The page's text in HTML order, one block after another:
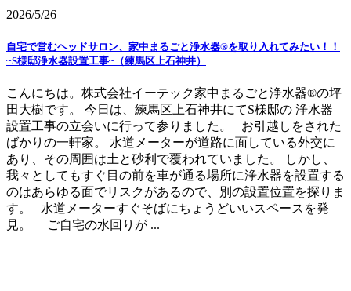
2026/5/26
自宅で営むヘッドサロン、家中まるごと浄水器®を取り入れてみたい！！
~S様邸浄水器設置工事~（練馬区上石神井）
こんにちは。株式会社イーテック家中まるごと浄水器®の坪
田大樹です。 今日は、練馬区上石神井にてS様邸の 浄水器
設置工事の立会いに行って参りました。 お引越しをされた
ばかりの一軒家。 水道メーターが道路に面している外交に
あり、その周囲は土と砂利で覆われていました。 しかし、
我々としてもすぐ目の前を車が通る場所に浄水器を設置する
のはあらゆる面でリスクがあるので、別の設置位置を探りま
す。 水道メーターすぐそばにちょうどいいスペースを発
見。 ご自宅の水回りが ...